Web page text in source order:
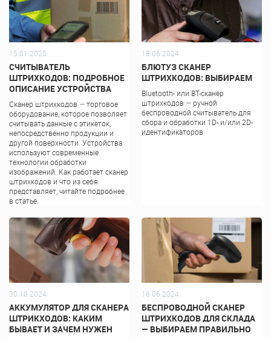
15.01.2025
СЧИТЫВАТЕЛЬ
ШТРИХКОДОВ: ПОДРОБНОЕ
ОПИСАНИЕ УСТРОЙСТВА
Сканер штрихкодов — торговое
оборудование, которое позволяет
считывать данные с этикеток,
непосредственно продукции и
другой поверхности. Устройства
используют современные
технологии обработки
изображений. Как работает сканер
штрихкодов и что из себя
представляет, читайте подробнее
в статье.
18.06.2024
БЛЮТУЗ СКАНЕР
ШТРИХКОДОВ: ВЫБИРАЕМ
Bluetooth- или BT-сканер
штрихкодов — ручной
беспроводной считыватель для
сбора и обработки 1D- и/или 2D-
идентификаторов
30.10.2024
АККУМУЛЯТОР ДЛЯ СКАНЕРА
ШТРИКХОДОВ: КАКИМ
БЫВАЕТ И ЗАЧЕМ НУЖЕН
18.06.2024
БЕСПРОВОДНОЙ СКАНЕР
ШТРИХКОДОВ ДЛЯ СКЛАДА
— ВЫБИРАЕМ ПРАВИЛЬНО